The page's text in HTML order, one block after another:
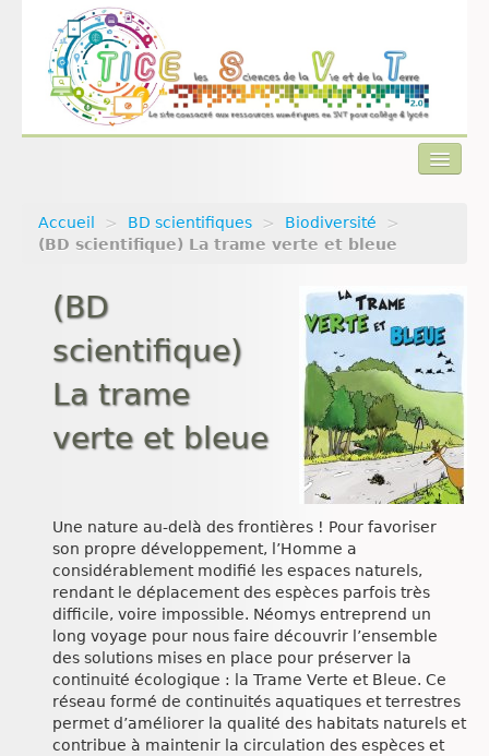
Actualités
Accueil > BD scientifiques > Biodiversité
>
(BD scientifique) La trame verte et bleue
(BD
scientifique)
La trame
verte et bleue
Une nature au-delà des frontières ! Pour favoriser
son propre développement, l’Homme a
considérablement modifié les espaces naturels,
rendant le déplacement des espèces parfois très
difficile, voire impossible. Néomys entreprend un
long voyage pour nous faire découvrir l’ensemble
des solutions mises en place pour préserver la
continuité écologique : la Trame Verte et Bleue. Ce
réseau formé de continuités aquatiques et terrestres
permet d’améliorer la qualité des habitats naturels et
contribue à maintenir la circulation des espèces et